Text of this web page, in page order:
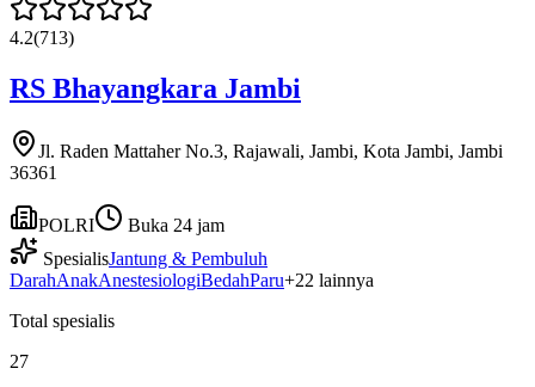
4.2(713)
RS Bhayangkara Jambi
Jl. Raden Mattaher No.3, Rajawali, Jambi, Kota Jambi, Jambi
36361
POLRI
Buka 24 jam
SpesialisJantung & Pembuluh
DarahAnakAnestesiologiBedahParu+22 lainnya
Total spesialis
27